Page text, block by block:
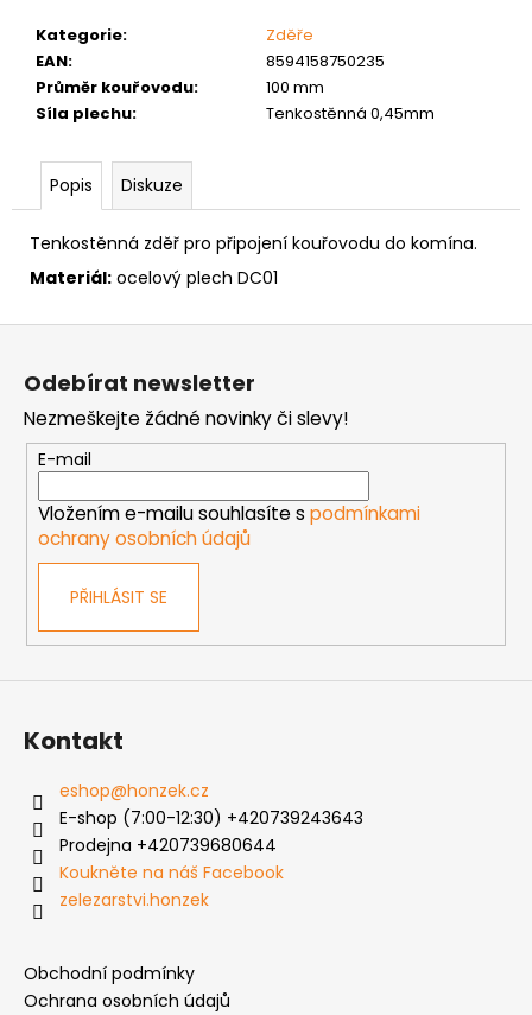
Kategorie:
Zděře
EAN:
8594158750235
Průměr kouřovodu:
100 mm
Síla plechu: Tenkostěnná 0,45mm
Popis Diskuze
Tenkostěnná zděř pro připojení kouřovodu do komína.
Materiál: ocelový plech DC01
e
m
e
MATICE
ŠESTIHRANNÁ
PRODLOUŽENÁ
POZINK
1,50
Kč
Z
Odebírat newsletter
Nezmeškejte žádné novinky či slevy!
E-mail
Vložením e-mailu souhlasíte s podmínkami
ochrany osobních údajů
PŘIHLÁSIT SE
Kontakt
eshop@honzek.cz
E-shop (7:00-12:30) +420739243643
Prodejna +420739680644
Koukněte na náš Facebook
zelezarstvi.honzek
Obchodní podmínky
Ochrana osobních údajů